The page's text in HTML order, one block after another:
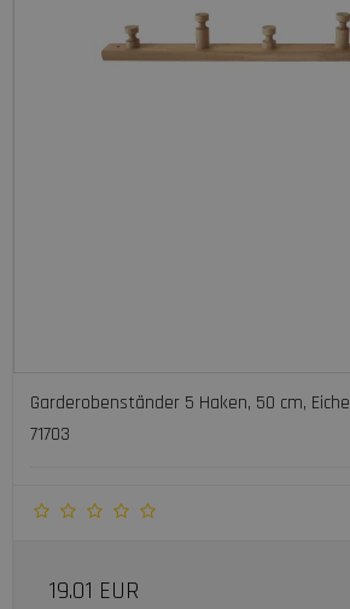
Garderobenständer 5 Haken, 50 cm, Eiche
71703
19.01 EUR